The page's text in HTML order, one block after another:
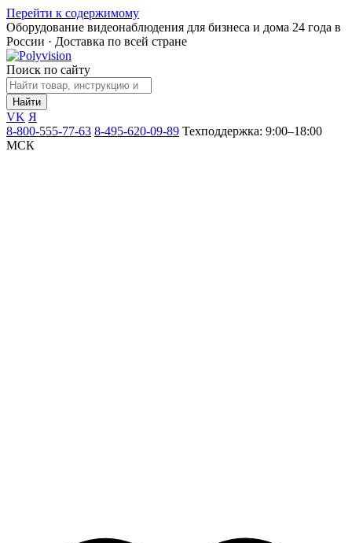
Перейти к содержимому
Оборудование видеонаблюдения для бизнеса и дома 24 года в
России · Доставка по всей стране
Поиск по сайту
Найти
VK Я
8-800-555-77-63 8-495-620-09-89 Техподдержка: 9:00–18:00
МСК